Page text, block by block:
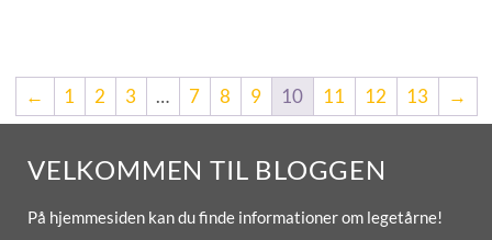
← 1 2 3 … 7 8 9 10 11 12 13 →
VELKOMMEN TIL BLOGGEN
På hjemmesiden kan du finde informationer om legetårne!